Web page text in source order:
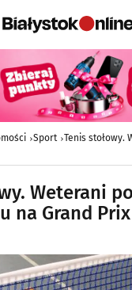
Sport Tenis stołowy.
Weterani
na Grand